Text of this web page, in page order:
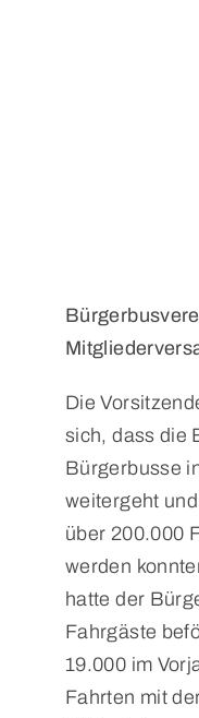
Die
sich, dass die
Bürgerbusse
weitergeht
über 200.000
werden
hatte der
Fahrgäste
19.000 im
Fahrten mit